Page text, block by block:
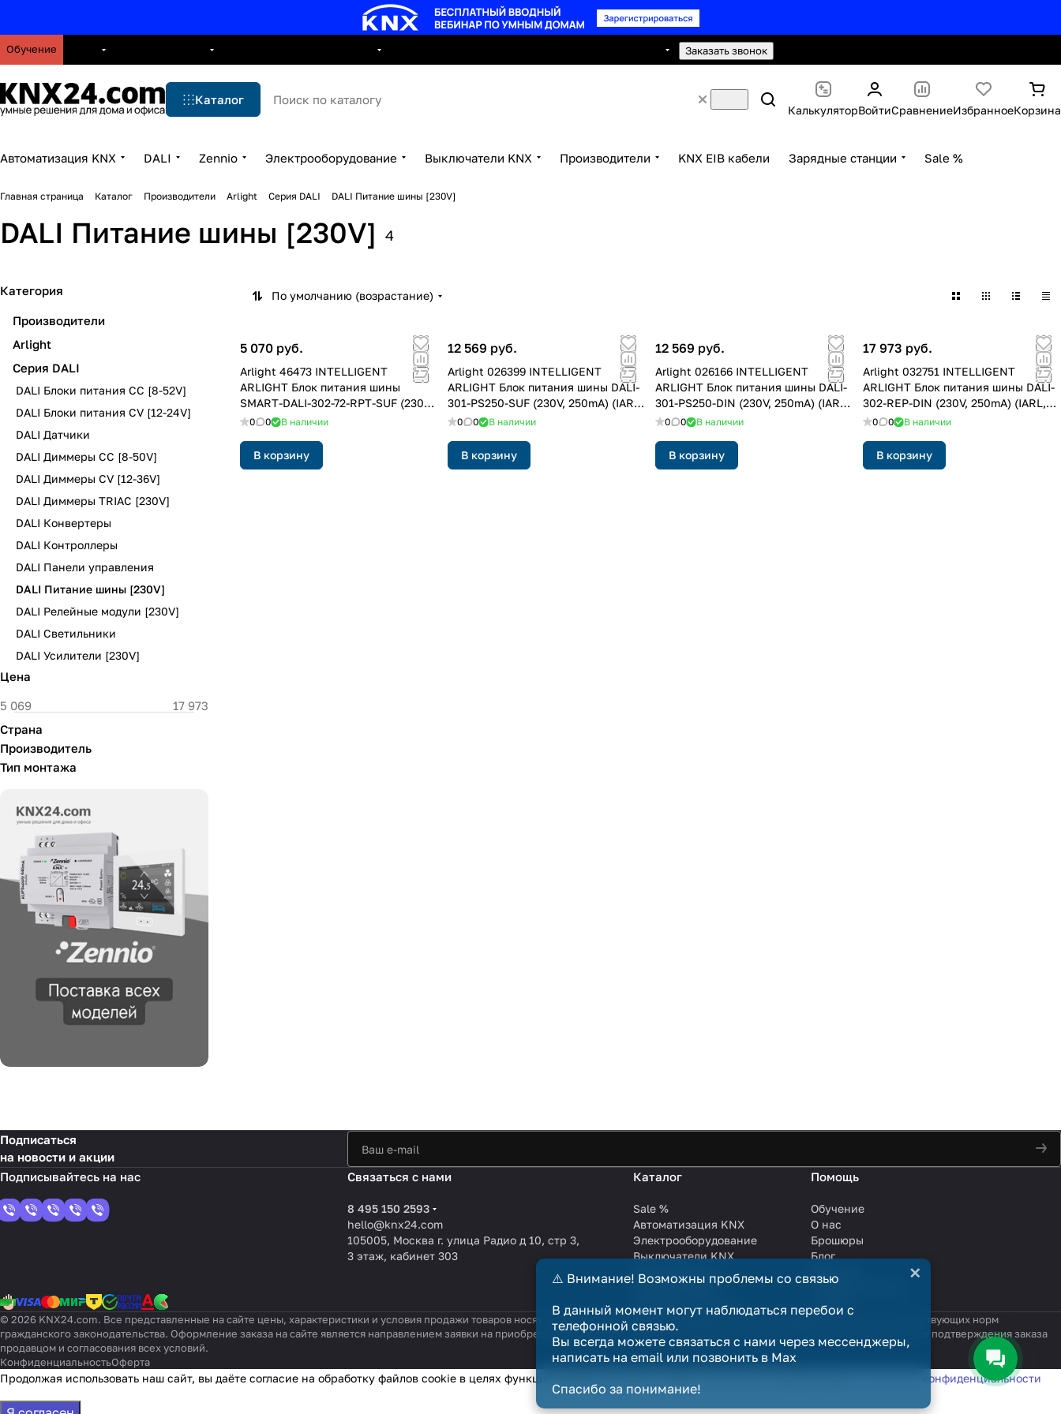
Обучение Заказать звонок
Каталог
КалькуляторВойтиСравнениеИзбранноеКорзина
Автоматизация KNX DALI Zennio Электрооборудование Выключатели KNX Производители KNX EIB кабели Зарядные станции Sale %
Главная страница Каталог Производители Arlight Серия DALI DALI Питание шины [230V]
DALI Питание шины [230V] 4
По умолчанию (возрастание)
5 070 руб.
Arlight 46473 INTELLIGENT
ARLIGHT Блок питания шины
SMART-DALI-302-72-RPT-SUF (230V,
200mA) (IARL, IP20 Пластик, 5 лет)
0 0 В наличии
В корзину
12 569 руб.
Arlight 026399 INTELLIGENT
ARLIGHT Блок питания шины DALI-
301-PS250-SUF (230V, 250mA) (IARL,
Пластик)
0 0 В наличии
В корзину
12 569 руб.
Arlight 026166 INTELLIGENT
ARLIGHT Блок питания шины DALI-
301-PS250-DIN (230V, 250mA) (IARL,
DIN)
0 0 В наличии
В корзину
17 973 руб.
Arlight 032751 INTELLIGENT
ARLIGHT Блок питания шины DALI-
302-REP-DIN (230V, 250mA) (IARL,
IP20 Пластик, 3 года)
0 0 В наличии
В корзину
Категория
Производители
Arlight
Серия DALI
DALI Блоки питания CC [8-52V]
DALI Блоки питания CV [12-24V]
DALI Датчики
DALI Диммеры CC [8-50V]
DALI Диммеры CV [12-36V]
DALI Диммеры TRIAC [230V]
DALI Конвертеры
DALI Контроллеры
DALI Панели управления
DALI Питание шины [230V]
DALI Релейные модули [230V]
DALI Светильники
DALI Усилители [230V]
Цена
Страна
Производитель
Тип монтажа
Подписаться
на новости и акции
Связаться с нами
8 495 150 2593
hello@knx24.com
105005, Москва г. улица Радио д 10, стр 3,
3 этаж, кабинет 303
Каталог
Sale %
Автоматизация KNX
Электрооборудование
Выключатели KNX
Производители
KNX EIB кабели
Зарядные станции
Помощь
Обучение
О нас
Брошюры
Блог
Сотрудничество
Услуги
© 2026 KNX24.com. Все представленные на сайте цены, характеристики и условия продажи товаров носят справочный характер и не являются публичной офертой в смысле соответствующих норм
гражданского законодательства. Оформление заказа на сайте является направлением заявки на приобретение товара. Договор купли-продажи считается заключённым только после подтверждения заказа
продавцом и согласования всех условий.
КонфиденциальностьОферта
⚠️ Внимание! Возможны проблемы со связью
В данный момент могут наблюдаться перебои с
телефонной связью.
Вы всегда можете связаться с нами через мессенджеры,
написать на email или позвонить в Max
Спасибо за понимание!
×
Продолжая использовать наш сайт, вы даёте согласие на обработку файлов cookie в целях функционирования сайта и сбора статистики в соответствии с политикой конфиденциальности